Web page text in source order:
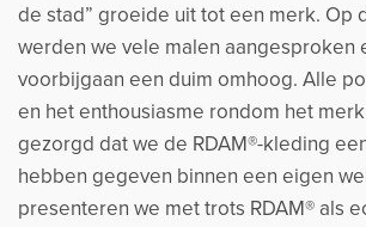
de stad” groeide uit tot een merk. Op
werden we vele malen aangesproken
voorbijgaan een duim omhoog. Alle
en het enthousiasme rondom het
gezorgd dat we de RDAM®-kleding
hebben gegeven binnen een eigen
presenteren we met trots RDAM® als